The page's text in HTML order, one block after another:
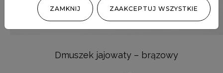
Dmuszek jajowaty – brązowy
ZAMKNIJ ZAAKCEPTUJ WSZYSTKIE